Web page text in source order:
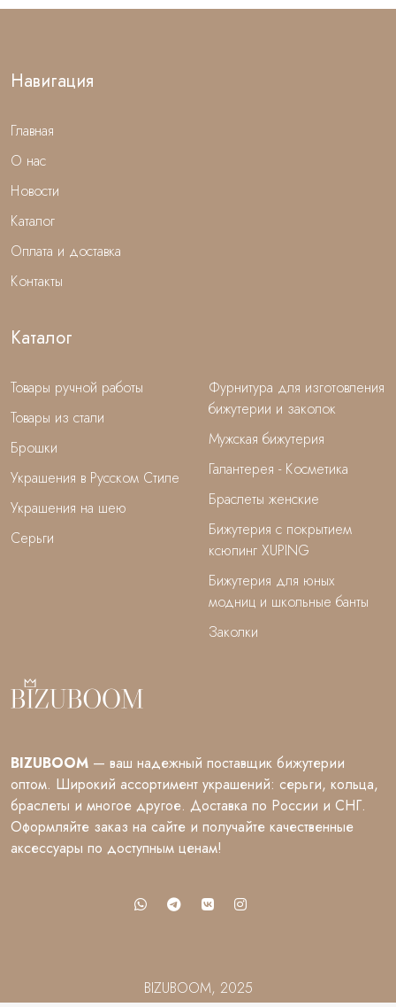
Навигация
Главная
О нас
Новости
Каталог
Оплата и доставка
Контакты
Каталог
Товары ручной работы
Товары из стали
Брошки
Украшения в Русском Стиле
Украшения на шею
Серьги
Фурнитура для изготовления
бижутерии и заколок
Мужская бижутерия
Галантерея - Косметика
Браслеты женские
Бижутерия с покрытием
ксюпинг XUPING
Бижутерия для юных
модниц и школьные банты
Заколки
BIZUBOOM — ваш надежный поставщик бижутерии
оптом. Широкий ассортимент украшений: серьги, кольца,
браслеты и многое другое. Доставка по России и СНГ.
Оформляйте заказ на сайте и получайте качественные
аксессуары по доступным ценам!
BIZUBOOM, 2025